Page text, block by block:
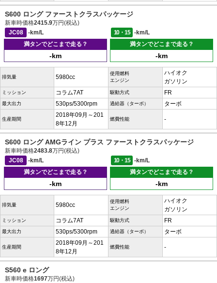
S600 ロング ファーストクラスパッケージ
新車時価格2415.9万円(税込)
JC08
-km/L 10・15
-km/L
満タンでどこまで走る？
-km
満タンでどこまで走る？
-km
排気量 5980cc
使用燃料
エンジン
ハイオク
ガソリン
ミッション コラム7AT 駆動方式 FR
最大出力 530ps/5300rpm 過給器（ターボ） ターボ
生産期間
2018年09月～201
8年12月
燃費性能 -
S600 ロング AMGライン プラス ファーストクラスパッケージ
新車時価格2483.8万円(税込)
JC08
-km/L 10・15
-km/L
満タンでどこまで走る？
-km
満タンでどこまで走る？
-km
排気量 5980cc
使用燃料
エンジン
ハイオク
ガソリン
ミッション コラム7AT 駆動方式 FR
最大出力 530ps/5300rpm 過給器（ターボ） ターボ
生産期間
2018年09月～201
8年12月
燃費性能 -
S560 e ロング
新車時価格1697万円(税込)